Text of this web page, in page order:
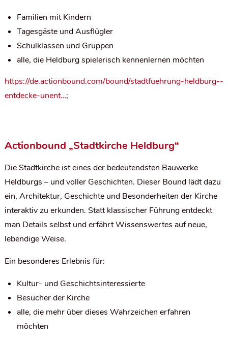
Familien mit Kindern
Tagesgäste und Ausflügler
Schulklassen und Gruppen
alle, die Heldburg spielerisch kennenlernen möchten
https://de.actionbound.com/bound/stadtfuehrung-heldburg--
entdecke-unent…;
Actionbound „Stadtkirche Heldburg“
Die Stadtkirche ist eines der bedeutendsten Bauwerke
Heldburgs – und voller Geschichten. Dieser Bound lädt dazu
ein, Architektur, Geschichte und Besonderheiten der Kirche
interaktiv zu erkunden. Statt klassischer Führung entdeckt
man Details selbst und erfährt Wissenswertes auf neue,
lebendige Weise.
Ein besonderes Erlebnis für:
Kultur- und Geschichtsinteressierte
Besucher der Kirche
alle, die mehr über dieses Wahrzeichen erfahren
möchten